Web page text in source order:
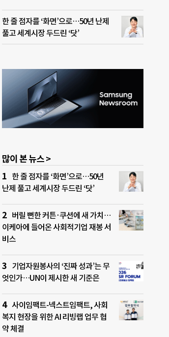
한 줄 점자를 ‘화면’으로…50년 난제
풀고 세계시장 두드린 ‘닷’
많이 본 뉴스 >
한 줄 점자를 ‘화면’으로…50년
난제 풀고 세계시장 두드린 ‘닷’
버릴 뻔한 커튼·쿠션에 새 가치…
이케아에 들어온 사회적기업 재봉 서
비스
기업자원봉사의 ‘진짜 성과’는 무
엇인가…UN이 제시한 새 기준은
사이임팩트-넥스트임팩트, 사회
복지 현장을 위한 AI 리빙랩 업무 협
약 체결